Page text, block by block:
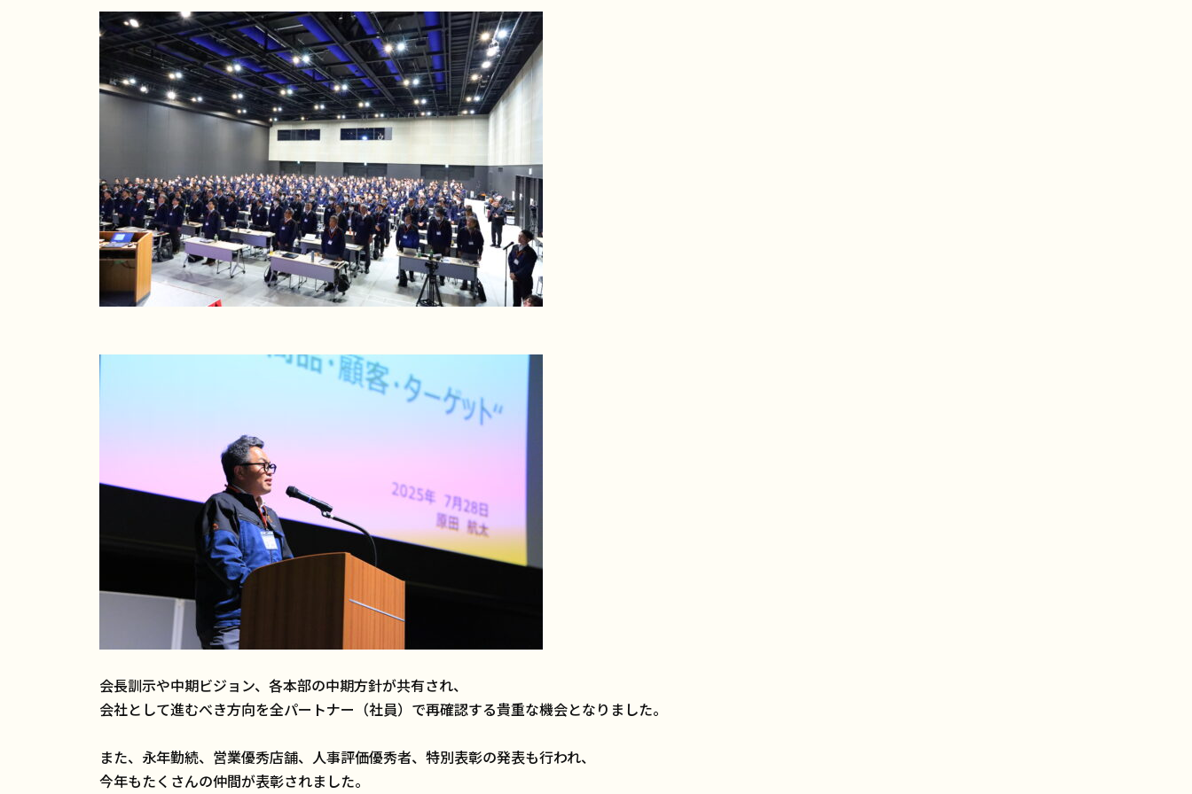
会長訓示や中期ビジョン、各本部の中期方針が共有され、
会社として進むべき方向を全パートナー（社員）で再確認する貴重な機会となりました。
また、永年勤続、営業優秀店舗、人事評価優秀者、特別表彰の発表も行われ、
今年もたくさんの仲間が表彰されました。